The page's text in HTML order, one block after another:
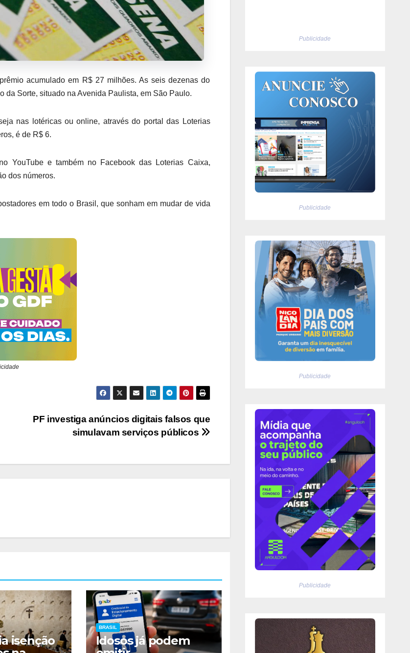
acumulado em R$ 27 milhões. As seis dezenas do
da Sorte, situado na Avenida Paulista, em São Paulo.
nas lotéricas ou online, através do portal das Loterias
é de R$ 6.
YouTube e também no Facebook das Loterias Caixa,
dos números.
em todo o Brasil, que sonham em mudar de vida
PF investiga anúncios digitais falsos que
simulavam serviços públicos
isenção
BRASIL
Idosos já podem
Publicidade
Publicidade
Publicidade
Publicidade